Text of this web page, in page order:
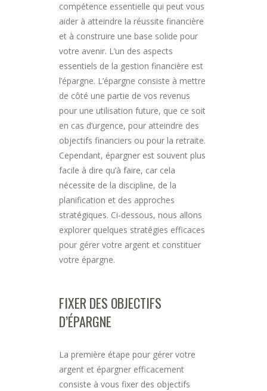
compétence essentielle qui peut vous
aider à atteindre la réussite financière
et à construire une base solide pour
votre avenir. L’un des aspects
essentiels de la gestion financière est
l’épargne. L’épargne consiste à mettre
de côté une partie de vos revenus
pour une utilisation future, que ce soit
en cas d’urgence, pour atteindre des
objectifs financiers ou pour la retraite.
Cependant, épargner est souvent plus
facile à dire qu’à faire, car cela
nécessite de la discipline, de la
planification et des approches
stratégiques. Ci-dessous, nous allons
explorer quelques stratégies efficaces
pour gérer votre argent et constituer
votre épargne.
FIXER DES OBJECTIFS
D’ÉPARGNE
La première étape pour gérer votre
argent et épargner efficacement
consiste à vous fixer des objectifs